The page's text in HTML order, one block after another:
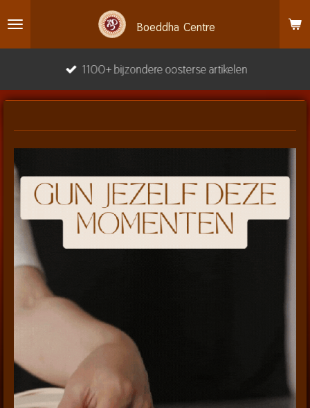
direct
naar
hoofdinhoud
Boeddha Centre
1100+ bijzondere oosterse artikelen